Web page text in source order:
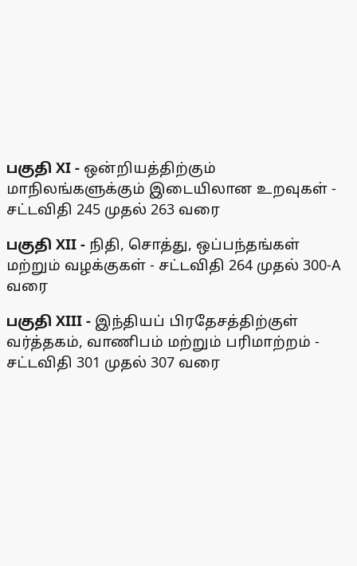
பகுதி XI - ஒன்றியத்திற்கும்
மாநிலங்களுக்கும் இடையிலான உறவுகள் -
சட்டவிதி 245 முதல் 263 வரை
பகுதி XII - நிதி, சொத்து, ஒப்பந்தங்கள்
மற்றும் வழக்குகள் - சட்டவிதி 264 முதல் 300-A
வரை
பகுதி XIII - இந்தியப் பிரதேசத்திற்குள்
வர்த்தகம், வாணிபம் மற்றும் பரிமாற்றம் -
சட்டவிதி 301 முதல் 307 வரை